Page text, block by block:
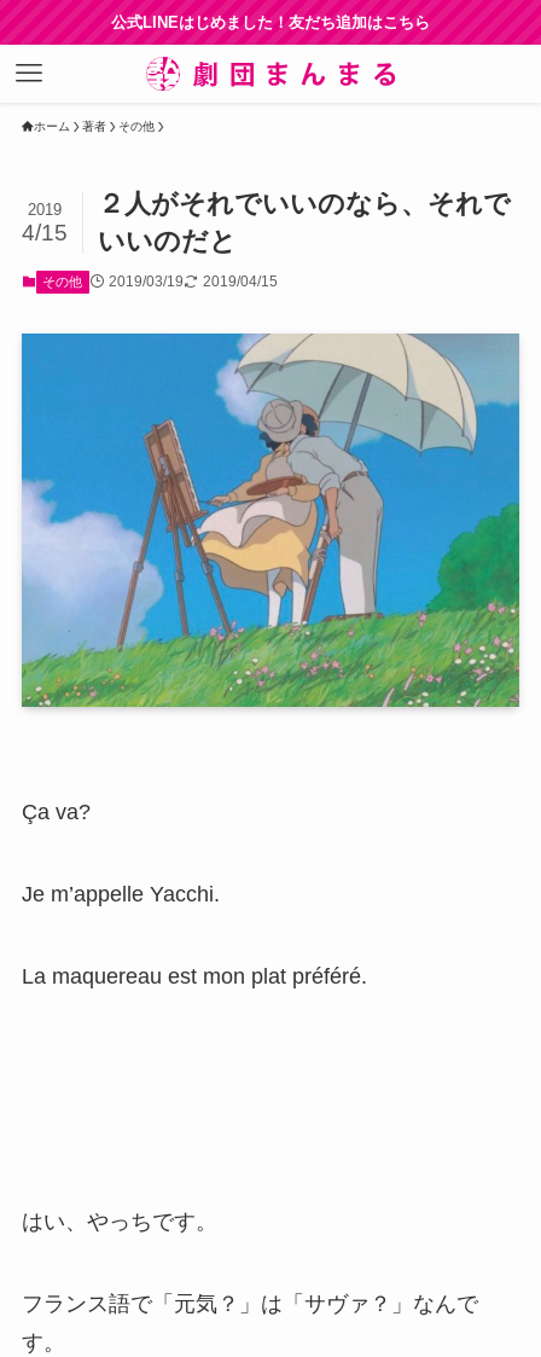
公式LINEはじめました！友だち追加はこちら
ホーム 著者 その他
２人がそれでいいのなら、それで
いいのだと
2019
4/15
その他 2019/03/19 2019/04/15
Ça va?
Je m’appelle Yacchi.
La maquereau est mon plat préféré.
はい、やっちです。
フランス語で「元気？」は「サヴァ？」なんで
す。